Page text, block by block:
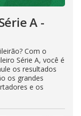
A -
Com o
Série A, você é
os resultados
os grandes
e os